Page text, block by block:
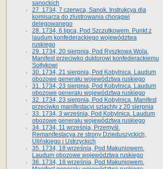
sanockich
27. 1734, 7 czerwca, Sanok. Instrukcya dla
komisarza do zlustrowania chorągwi
delegowanego
28. 1734, 6 lipca, Pod Szczutkowem. Punkt z
laudum konfederackiego województwa
ruskiego
29. 1734, 20 sierpnia, Pod Ryszkową Wolą.
Manifest przeciwko duktorowi konfederackiemu
Sołtykowi
30. 1734, 21 sierpnia, Pod Kobylnicą. Laudum
obozowe generału województwa ruskiego
31. 1734, 23 sierpnia, Pod Kobylnicą. Laudum
obozowe generału województwa ruskiego
32. 1734, 23 sierpnia, Pod Kobylnicą. Manifest
przeciwko manifestacyi szlachty z 20 sierpnia
33. 1734, 3 września, Pod Kobylnicą. Laudum
obozowe generału województwa ruskiego
34. 1734, 11 września, Przemyśl.
Remanifestacya ze strony Dzieduszyckich,
Ulińskiego i Ustrzyckich
35. 1734, 18 września, Pod Makuniowem.
Laudum obozowe województwa ruskiego
36. 1734, 18 września, Pod Makuniowem.